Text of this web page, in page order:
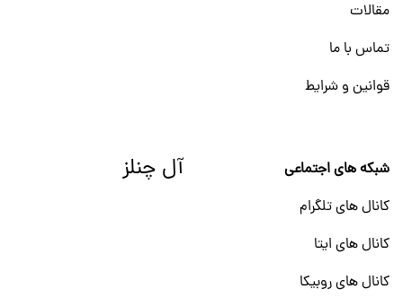
مقالات
تماس با ما
قوانین و شرایط
شبکه های اجتماعی
کانال های تلگرام
کانال های ایتا
کانال های روبیکا
آل چنلز